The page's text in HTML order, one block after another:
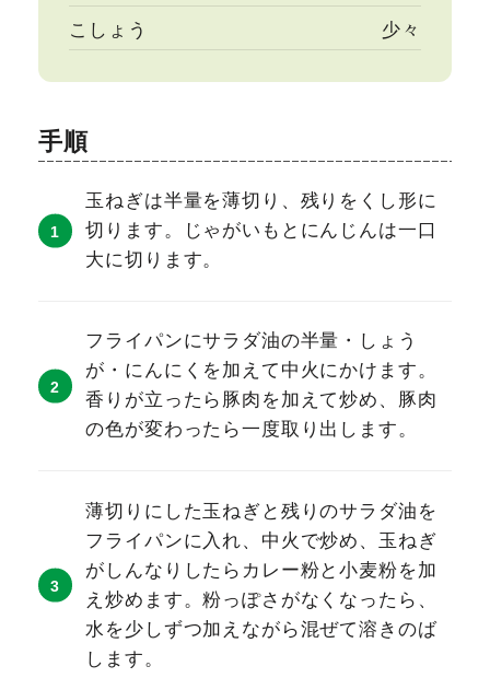
こしょう 少々
手順
玉ねぎは半量を薄切り、残りをくし形に
切ります。じゃがいもとにんじんは一口
大に切ります。
フライパンにサラダ油の半量・しょう
が・にんにくを加えて中火にかけます。
香りが立ったら豚肉を加えて炒め、豚肉
の色が変わったら一度取り出します。
薄切りにした玉ねぎと残りのサラダ油を
フライパンに入れ、中火で炒め、玉ねぎ
がしんなりしたらカレー粉と小麦粉を加
え炒めます。粉っぽさがなくなったら、
水を少しずつ加えながら混ぜて溶きのば
します。